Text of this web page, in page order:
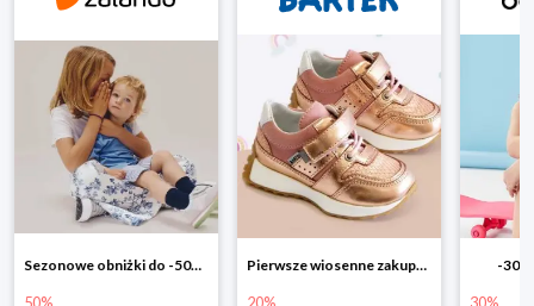
Sezonowe obniżki do -50% w Zalando
50%
Pierwsze wiosenne zakupy -20%
20%
-
30%